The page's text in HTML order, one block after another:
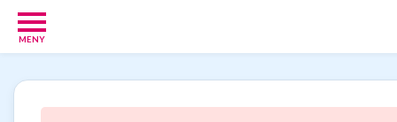
MENY
17
Velkomstgaver